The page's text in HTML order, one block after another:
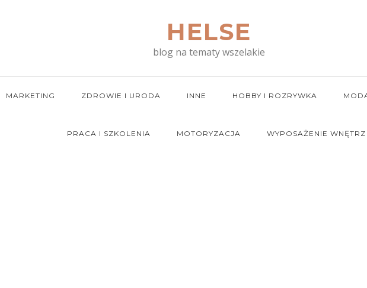
HELSE
blog na tematy wszelakie
MARKETING ZDROWIE I URODA INNE HOBBY I ROZRYWKA
PRACA I SZKOLENIA MOTORYZACJA WYPOSAŻENIE WNĘTRZ